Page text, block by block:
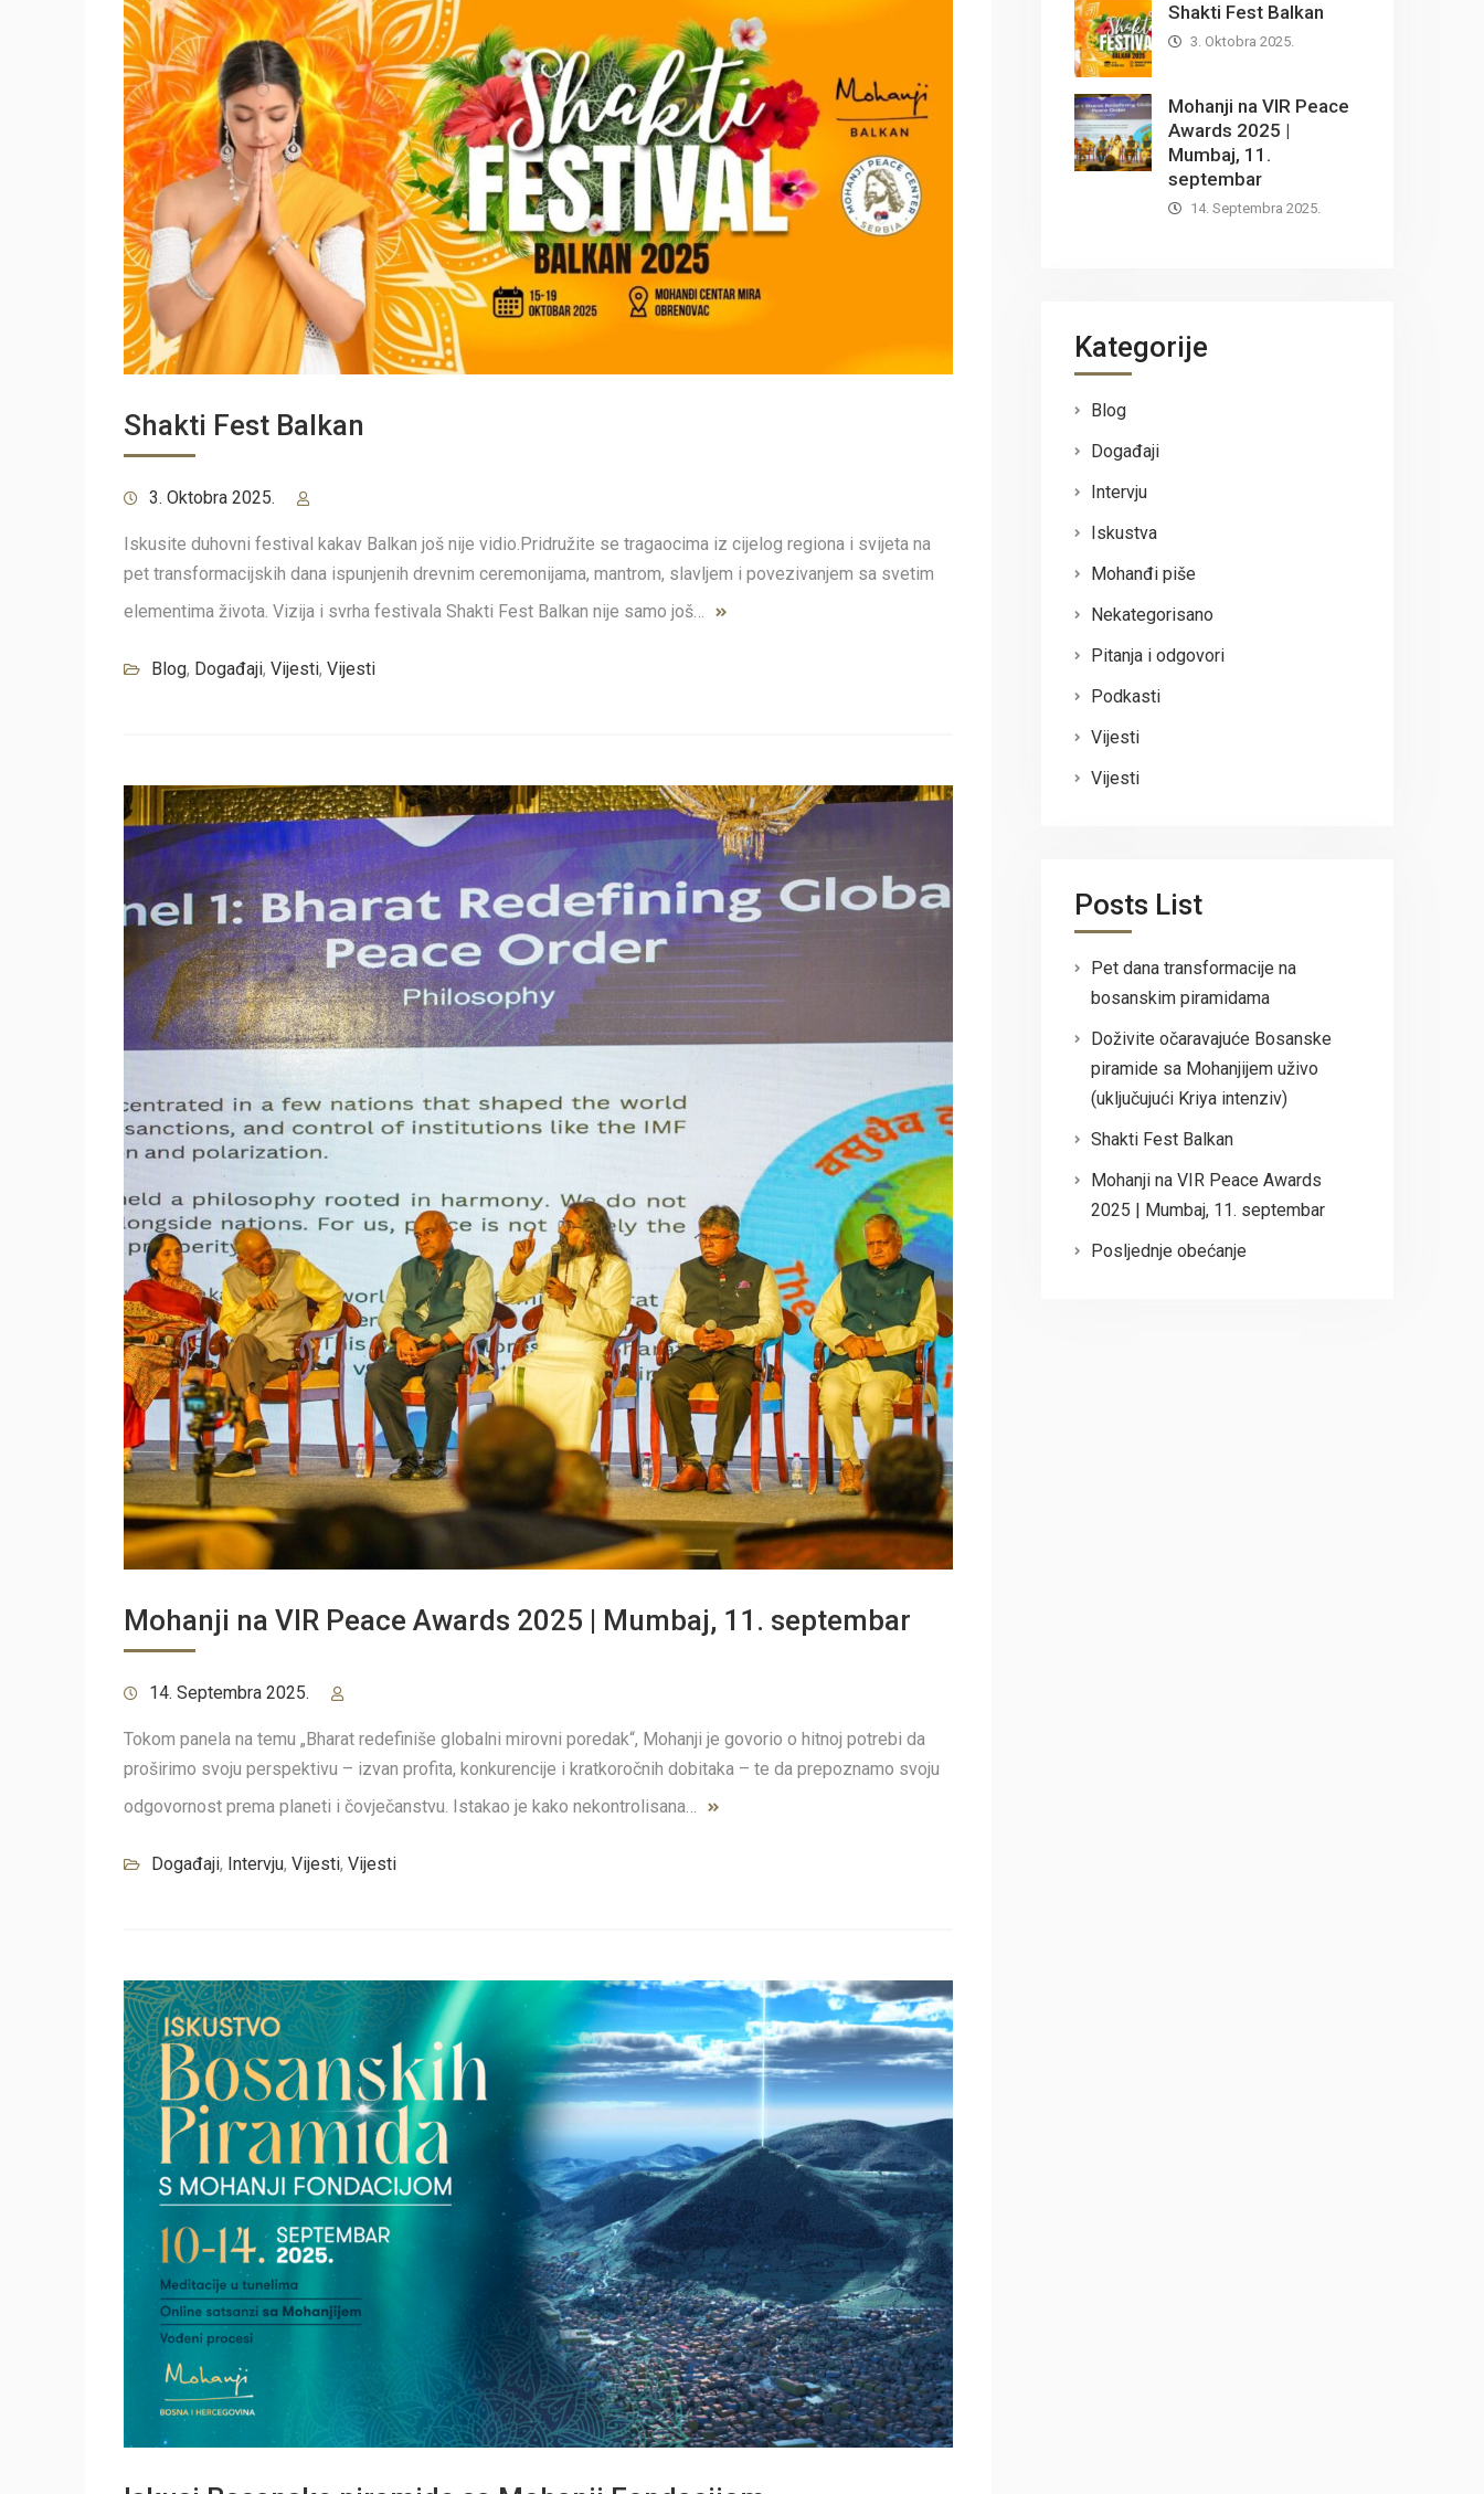
Shakti Fest Balkan
3. Oktobra 2025.
Iskusite duhovni festival kakav Balkan još nije vidio.Pridružite se tragaocima iz cijelog regiona i svijeta na
pet transformacijskih dana ispunjenih drevnim ceremonijama, mantrom, slavljem i povezivanjem sa svetim
elementima života. Vizija i svrha festivala Shakti Fest Balkan nije samo još…
Blog, Događaji, Vijesti, Vijesti
Mohanji na VIR Peace Awards 2025 | Mumbaj, 11. septembar
14. Septembra 2025.
Tokom panela na temu „Bharat redefiniše globalni mirovni poredak“, Mohanji je govorio o hitnoj potrebi da
proširimo svoju perspektivu – izvan profita, konkurencije i kratkoročnih dobitaka – te da prepoznamo svoju
odgovornost prema planeti i čovječanstvu. Istakao je kako nekontrolisana…
Događaji, Intervju, Vijesti, Vijesti
Shakti Fest Balkan
3. Oktobra 2025.
Mohanji na VIR Peace
Awards 2025 |
Mumbaj, 11.
septembar
14. Septembra 2025.
Kategorije
Blog
Događaji
Intervju
Iskustva
Mohanđi piše
Nekategorisano
Pitanja i odgovori
Podkasti
Vijesti
Vijesti
Posts List
Pet dana transformacije na
bosanskim piramidama
Doživite očaravajuće Bosanske
piramide sa Mohanjijem uživo
(uključujući Kriya intenziv)
Shakti Fest Balkan
Mohanji na VIR Peace Awards
2025 | Mumbaj, 11. septembar
Posljednje obećanje